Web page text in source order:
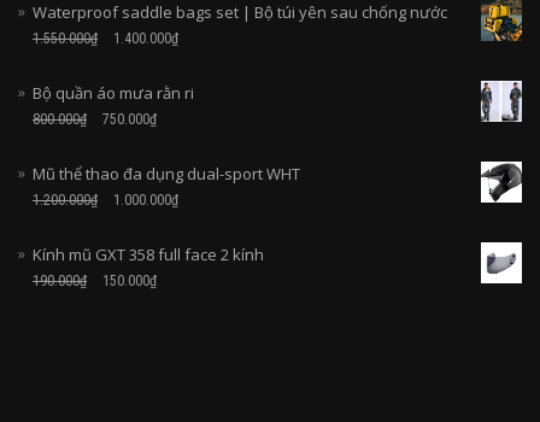
Waterproof saddle bags set | Bộ túi yên sau chống nước
1.550.000₫ 1.400.000₫
Bộ quần áo mưa rằn ri
800.000₫ 750.000₫
Mũ thể thao đa dụng dual-sport WHT
1.200.000₫ 1.000.000₫
Kính mũ GXT 358 full face 2 kính
190.000₫ 150.000₫